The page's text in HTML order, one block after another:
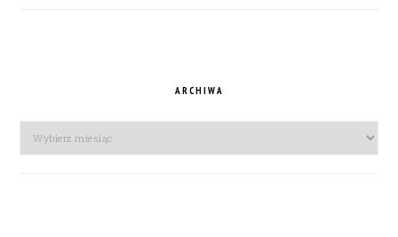
ARCHIWA
Archiwa